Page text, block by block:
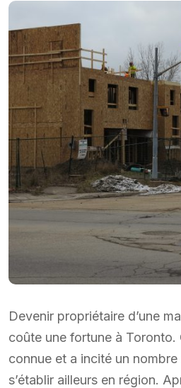
Devenir propriétaire d’une
coûte une fortune à Toronto.
connue et a incité un
s’établir ailleurs en région.